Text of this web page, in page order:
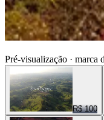
Pré-visualização · marca
R$ 100